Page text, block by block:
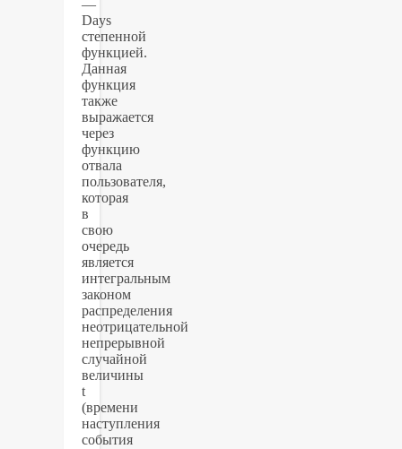
—
Days
степенной
функцией.
Данная
функция
также
выражается
через
функцию
отвала
пользователя,
которая
в
свою
очередь
является
интегральным
законом
распределения
неотрицательной
непрерывной
случайной
величины
t
(времени
наступления
события